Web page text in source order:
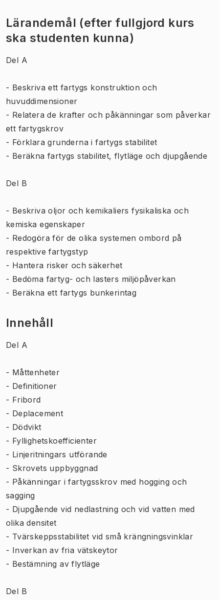
Lärandemål (efter fullgjord kurs
ska studenten kunna)
Del A
- Beskriva ett fartygs konstruktion och
huvuddimensioner
- Relatera de krafter och påkänningar som påverkar
ett fartygskrov
- Förklara grunderna i fartygs stabilitet
- Beräkna fartygs stabilitet, flytläge och djupgående
Del B
- Beskriva oljor och kemikaliers fysikaliska och
kemiska egenskaper
- Redogöra för de olika systemen ombord på
respektive fartygstyp
- Hantera risker och säkerhet
- Bedöma fartyg- och lasters miljöpåverkan
- Beräkna ett fartygs bunkerintag
Innehåll
Del A
- Måttenheter
- Definitioner
- Fribord
- Deplacement
- Dödvikt
- Fyllighetskoefficienter
- Linjeritningars utförande
- Skrovets uppbyggnad
- Påkänningar i fartygsskrov med hogging och
sagging
- Djupgående vid nedlastning och vid vatten med
olika densitet
- Tvärskeppsstabilitet vid små krängningsvinklar
- Inverkan av fria vätskeytor
- Bestämning av flytläge
Del B